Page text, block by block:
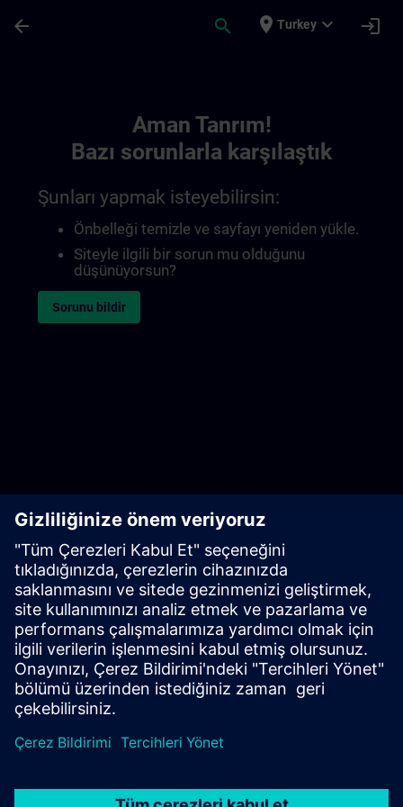
arrow_back search place Turkey expand_more login
Aman Tanrım!
Bazı sorunlarla karşılaştık
Şunları yapmak isteyebilirsin:
Önbelleği temizle ve sayfayı yeniden yükle.
Siteyle ilgili bir sorun mu olduğunu
düşünüyorsun?
Sorunu bildir